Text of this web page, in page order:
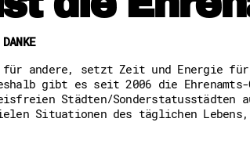
Hessen
Service-
Mach
andere, setzt Zeit und Energie
gibt es seit 2006 die
Städten/Sonderstatusstädten
Situationen des täglichen Lebens,